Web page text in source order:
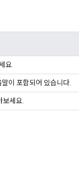
요.
이 포함되어 있습니다.
세요.